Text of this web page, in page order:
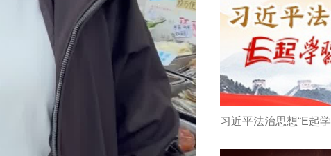
习近平法治思想“E起